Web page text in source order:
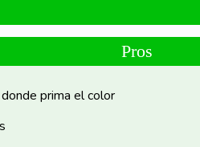
Pros
prima el color